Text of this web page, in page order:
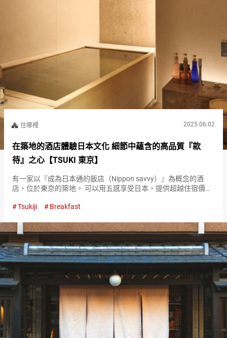
住哪裡 2025.06.02
在築地的酒店體驗日本文化 細節中蘊含的高品質『款
待』之心【TSUKI 東京】
有一家以『成為日本通的飯店（Nippon savvy）』為概念的酒
店，位於東京的築地。 可以用五感享受日本，提供超越住宿價值
步行即可到達築地市場。非常適合購物的銀座，…
Tsukiji Breakfast